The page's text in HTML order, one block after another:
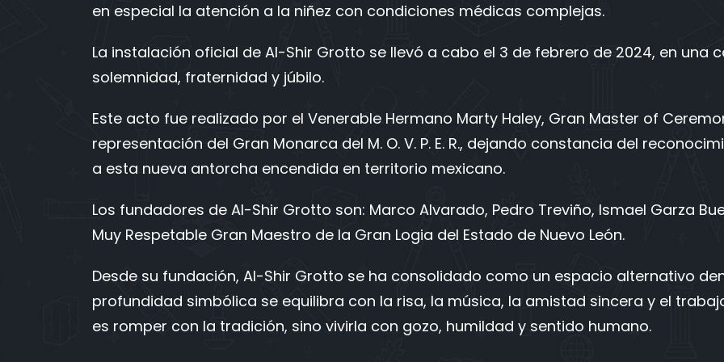
en especial la atención a la niñez con condiciones médicas complejas.
La instalación oficial de Al-Shir Grotto se llevó a cabo el 3 de febrero de 2024, en una
solemnidad, fraternidad y júbilo.
Este acto fue realizado por el Venerable Hermano Marty Haley, Gran Master of
representación del Gran Monarca del M. O. V. P. E. R., dejando constancia del
a esta nueva antorcha encendida en territorio mexicano.
Los fundadores de Al-Shir Grotto son: Marco Alvarado, Pedro Treviño, Ismael Garza
Muy Respetable Gran Maestro de la Gran Logia del Estado de Nuevo León.
Desde su fundación, Al-Shir Grotto se ha consolidado como un espacio alternativo
profundidad simbólica se equilibra con la risa, la música, la amistad sincera y el
es romper con la tradición, sino vivirla con gozo, humildad y sentido humano.